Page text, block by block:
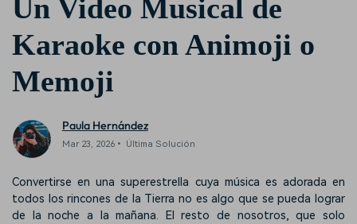
Un Video Musical de
Karaoke con Animoji o
Memoji
Paula Hernández
Mar 23, 2026• Última Solución
Convertirse en una superestrella cuya música es adorada en
todos los rincones de la Tierra no es algo que se pueda lograr
de la noche a la mañana. El resto de nosotros, que solo